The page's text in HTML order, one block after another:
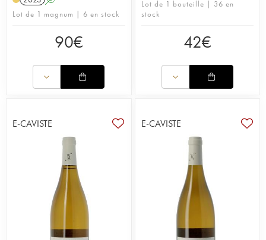
Lot de 1 magnum | 6 en stock
90€
Lot de 1 bouteille | 36 en
stock
42€
E-CAVISTE E-CAVISTE